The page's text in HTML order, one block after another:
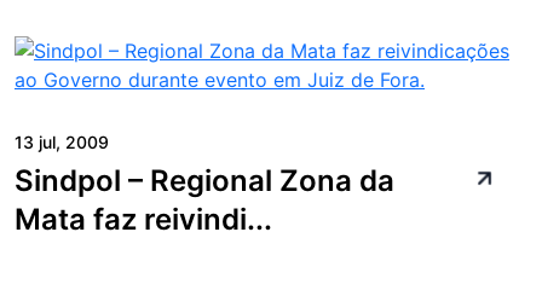
13 jul, 2009
Sindpol – Regional Zona da
Mata faz reivindi...